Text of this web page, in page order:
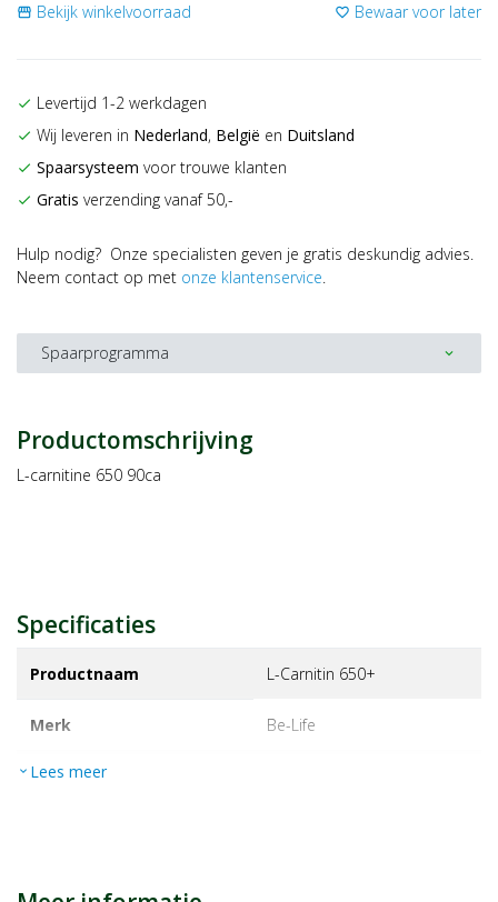
storefront Bekijk winkelvoorraad favorite_border Bewaar voor later
check Levertijd 1-2 werkdagen
check Wij leveren in Nederland, België en Duitsland
check Spaarsysteem voor trouwe klanten
check Gratis verzending vanaf 50,-
Hulp nodig? Onze specialisten geven je gratis deskundig advies.
Neem contact op met onze klantenservice.
Spaarprogramma expand_more
Productomschrijving
L-carnitine 650 90ca
Specificaties
Productnaam L-Carnitin 650+
Merk be-life
EAN
expand_more Lees meer